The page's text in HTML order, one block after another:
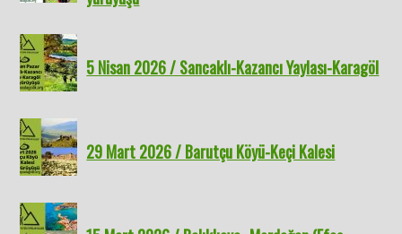
5 Nisan 2026 / Sancaklı-Kazancı Yaylası-Karagöl
29 Mart 2026 / Barutçu Köyü-Keçi Kalesi